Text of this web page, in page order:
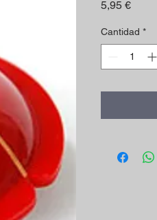
5,95 €Precio
Cantidad *